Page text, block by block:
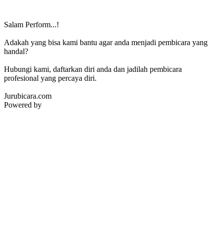
Salam Perform...!
Adakah yang bisa kami bantu agar anda menjadi pembicara yang
handal?
Hubungi kami, daftarkan diri anda dan jadilah pembicara
profesional yang percaya diri.
Jurubicara.com
Powered by